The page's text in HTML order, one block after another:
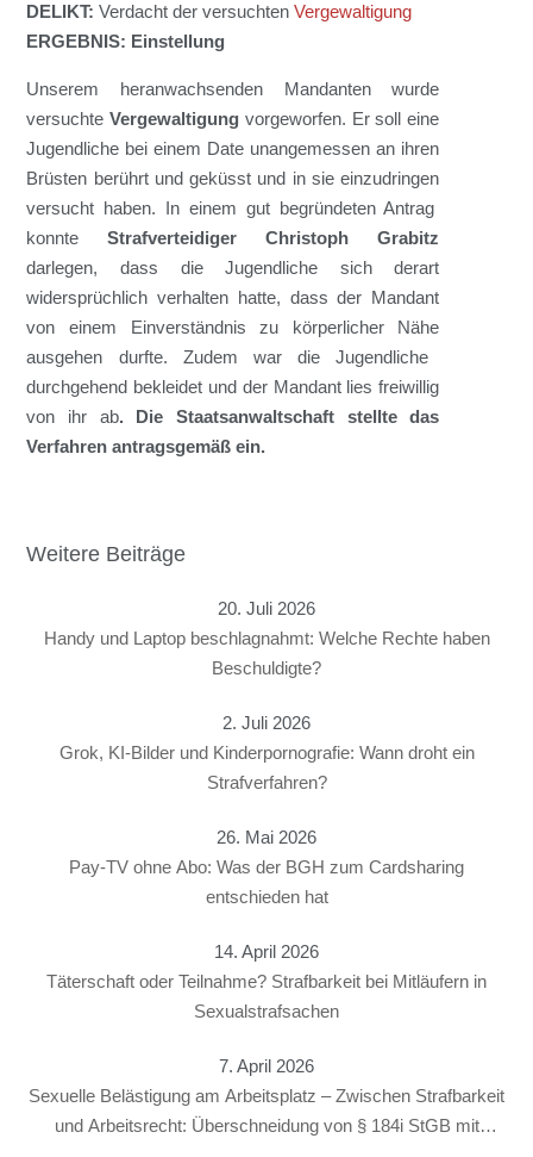
DELIKT:Verdachtder versuchtenVergewaltigung
ERGEBNIS: Einstellung
Unserem heranwachsenden Mandantenwurde
versuchteVergewaltigung vorgeworfen. Er solleine
Jugendliche bei einem Date unangemessen an ihren
Brüsten berührt und geküsst und in sieeinzudringen
versucht haben. In einem gut begründeten Antrag
konnteStrafverteidiger Christoph Grabitz
darlegen, dass die Jugendliche sich derart
widersprüchlich verhalten hatte, dassder Mandant
von einem Einverständnis zu körperlicher Nähe
ausgehen durfte. Zudem war
die Jugendliche
durchgehend bekleidet und der Mandantlies freiwillig
von ihr ab. Die Staatsanwaltschaft stellte das
Verfahren antragsgemäßein.
Weitere Beiträge
20. Juli 2026
Handy und Laptop beschlagnahmt: Welche Rechte haben
Beschuldigte?
2. Juli 2026
Grok, KI-Bilder und Kinderpornografie: Wann droht ein
Strafverfahren?
26. Mai 2026
Pay-TV ohne Abo: Was der BGH zum Cardsharing
entschieden hat
14. April 2026
Täterschaft oder Teilnahme? Strafbarkeit bei Mitläufern in
Sexualstrafsachen
7. April 2026
Sexuelle Belästigung am Arbeitsplatz – Zwischen Strafbarkeit
und Arbeitsrecht: Überschneidung von § 184i StGB mit